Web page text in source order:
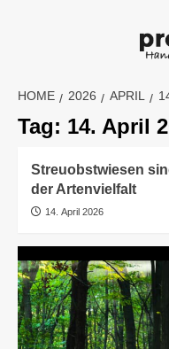
HOME 2026 APRIL
Tag: 14. April
Streuobstwiesen
der Artenvielfalt
14. April 2026